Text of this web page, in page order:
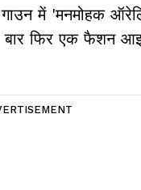
में 'मनमोहक
बार फिर एक फैशन